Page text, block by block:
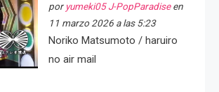
por yumeki05 J-PopParadiseen
11 marzo 2026 a las 5:23
Noriko Matsumoto / haruiro
no air mail